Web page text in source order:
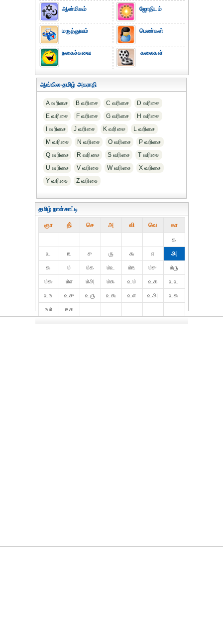
ஆன்மிகம்
மருத்துவம்
நகைச்சுவை
ஜோதிடம்
பெண்கள்
கலைகள்
ஆங்கில-தமிழ் அகராதி
A வரிசை B வரிசை C வரிசை
D வரிசை
E வரிசை
F வரிசை G வரிசை
H வரிசை
I வரிசை
J வரிசை K வரிசை
L வரிசை
M வரிசை
N வரிசை O வரிசை
P வரிசை
Q வரிசை
R வரிசை S வரிசை
T வரிசை
U வரிசை
V வரிசை W வரிசை
X வரிசை
Y வரிசை
Z வரிசை
தமிழ் நாள்காட்டி
ஞா தி் செ அ வி வெ கா
௧
௨
௩ ௪ ௫ ௬ ௭
௮
௯
௰ ௰௧ ௰௨ ௰௩ ௰௪
௰௫
௰௬
௰௭ ௰௮ ௰௯ ௨௰ ௨௧
௨௨
௨௩
௨௪ ௨௫ ௨௬ ௨௭ ௨௮
௨௯
௩௰
௩௧